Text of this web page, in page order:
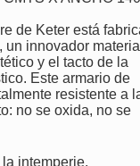
de Keter está
innovador
y el tacto de la
Este armario de
resistente a
no se oxida, no se
intemperie.